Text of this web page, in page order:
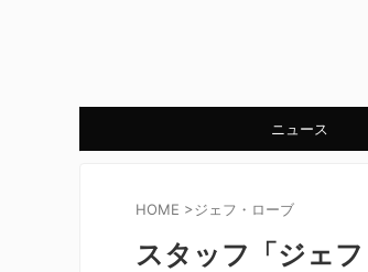
ニュース
HOME >ジェフ・ローブ
スタッフ「ジェ